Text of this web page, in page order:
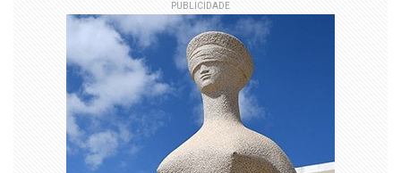
PUBLICIDADE